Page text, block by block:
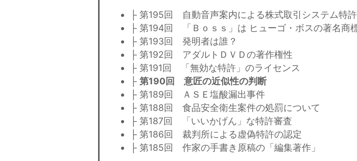
├ 第195回 自動音声案内による株式取引システム特
├ 第194回 「Ｂｏｓｓ」は ヒューゴ・ボスの著名商
├ 第193回 発明者は誰？
├ 第192回 アダルトＤＶＤの著作権性
├ 第191回 「無効な特許」のライセンス
├ 第190回 意匠の近似性の判断
├ 第189回 ＡＳＥ塩酸漏出事件
├ 第188回 食品安全衛生案件の処罰について
├ 第187回 「いいかげん」な特許審査
├ 第186回 裁判所による虚偽特許の認定
├ 第185回 作家の手書き原稿の「編集著作」